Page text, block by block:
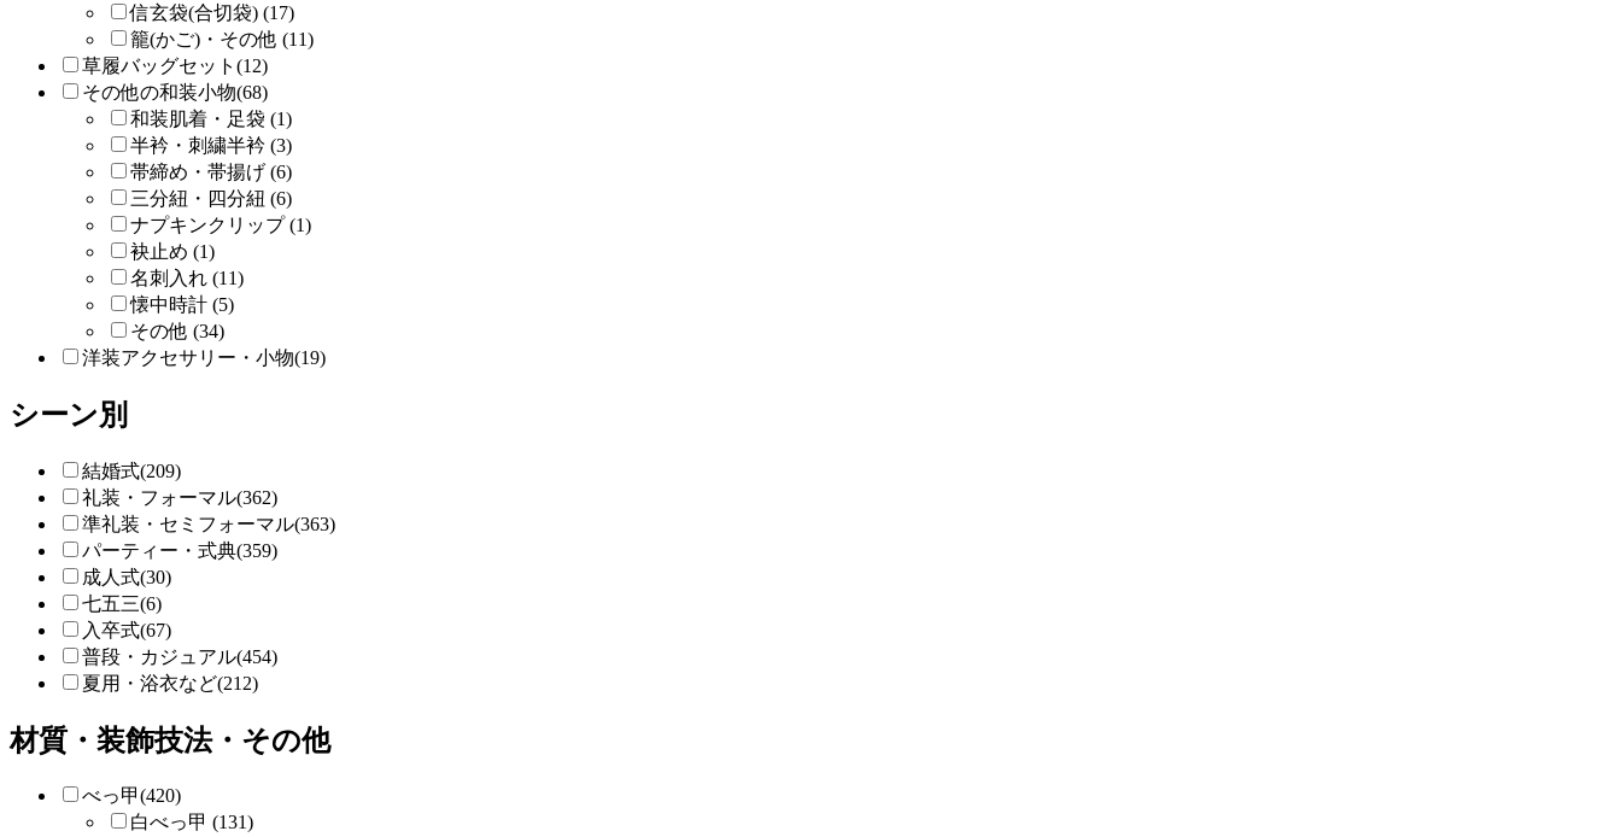
信玄袋(合切袋) (17)
籠(かご)・その他 (11)
草履バッグセット(12)
その他の和装小物(68)
和装肌着・足袋 (1)
半衿・刺繍半衿 (3)
帯締め・帯揚げ (6)
三分紐・四分紐 (6)
ナプキンクリップ (1)
袂止め (1)
名刺入れ (11)
懐中時計 (5)
その他 (34)
洋装アクセサリー・小物(19)
シーン別
結婚式(209)
礼装・フォーマル(362)
準礼装・セミフォーマル(363)
パーティー・式典(359)
成人式(30)
七五三(6)
入卒式(67)
普段・カジュアル(454)
夏用・浴衣など(212)
材質・装飾技法・その他
べっ甲(420)
白べっ甲 (131)